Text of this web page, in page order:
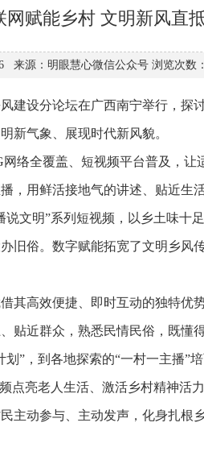
网赋能乡村 文明新风直
来源：明眼慧心微信公众号 浏览次数：
建设分论坛在广西南宁举行，探
新气象、展现时代新风貌。
络全覆盖、短视频平台普及，
，用鲜活接地气的讲述、贴近生
文明”系列短视频，以乡土味十
旧俗。数字赋能拓宽了文明乡风
其高效便捷、即时互动的独特优
贴近群众，熟悉民情民俗，既懂
”，到各地探索的“一村一主播”
点亮老人生活、激活乡村精神活
动参与、主动发声，化身扎根